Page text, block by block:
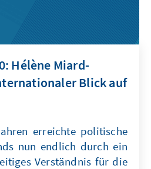
Hélène Miard-
Blick auf
erreichte politische
nun endlich durch ein
Verständnis für die